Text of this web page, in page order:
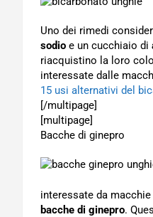
Uno dei rimedi
sodio e un cucchiaio di
riacquistino la loro
interessate dalle
15 usi alternativi del
[/multipage]
[multipage]
Bacche di ginepro
interessate da
bacche di ginepro.